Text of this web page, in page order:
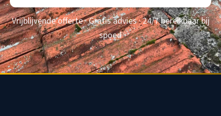
Vrijblijvende offerte · Gratis advies · 24/7 bereikbaar bij
spoed